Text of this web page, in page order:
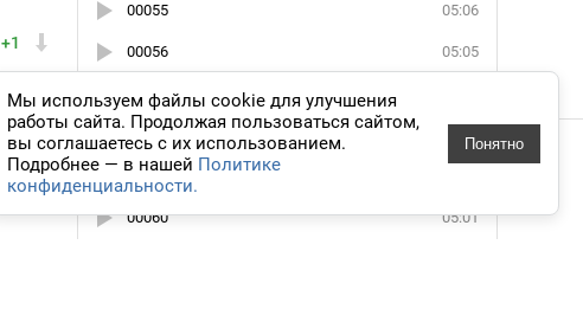
Мы используем файлы cookie для улучшения
работы сайта. Продолжая пользоваться сайтом,
вы соглашаетесь с их использованием.
Подробнее — в нашей Политике
конфиденциальности.
Понятно
05:06
00055
05:05
00056
00057
05:02
00058
00059
05:01
00060
+1
Новый дизайн
admin@knigavuhe.ru